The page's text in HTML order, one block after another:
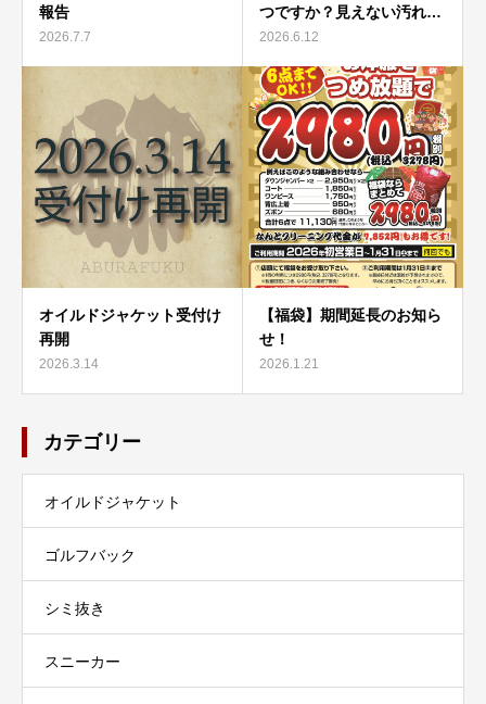
報告
2026.7.7
つですか？見えない汚れ…
2026.6.12
オイルドジャケット受付け
再開
2026.3.14
【福袋】期間延長のお知ら
せ！
2026.1.21
カテゴリー
オイルドジャケット
ゴルフバック
シミ抜き
スニーカー